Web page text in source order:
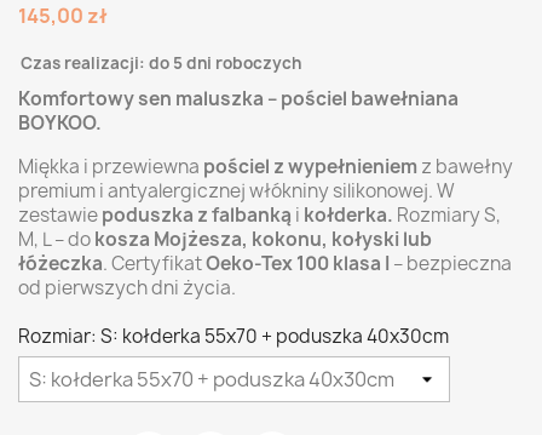
145,00 zł
Czas realizacji: do 5 dni roboczych
Komfortowy sen maluszka – pościel bawełniana
BOYKOO.
Miękka i przewiewna pościel z wypełnieniem z bawełny
premium i antyalergicznej włókniny silikonowej. W
zestawiepoduszka z falbanką i kołderka. Rozmiary S,
M, L – dokosza Mojżesza, kokonu, kołyski lub
łóżeczka. CertyfikatOeko-Tex 100 klasa I – bezpieczna
od pierwszych dni życia.
Rozmiar: S: kołderka 55x70 + poduszka 40x30cm